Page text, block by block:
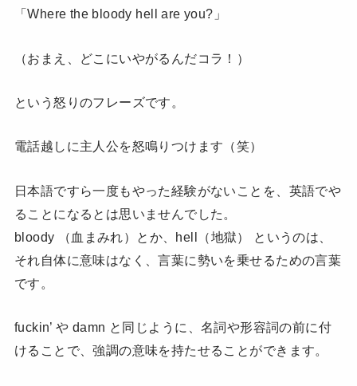
「Where the bloody hell are you?」
（おまえ、どこにいやがるんだコラ！）
という怒りのフレーズです。
電話越しに主人公を怒鳴りつけます（笑）
日本語ですら一度もやった経験がないことを、英語でや
ることになるとは思いませんでした。
bloody （血まみれ）とか、hell（地獄） というのは、
それ自体に意味はなく、言葉に勢いを乗せるための言葉
です。
fuckin’ や damn と同じように、名詞や形容詞の前に付
けることで、強調の意味を持たせることができます。